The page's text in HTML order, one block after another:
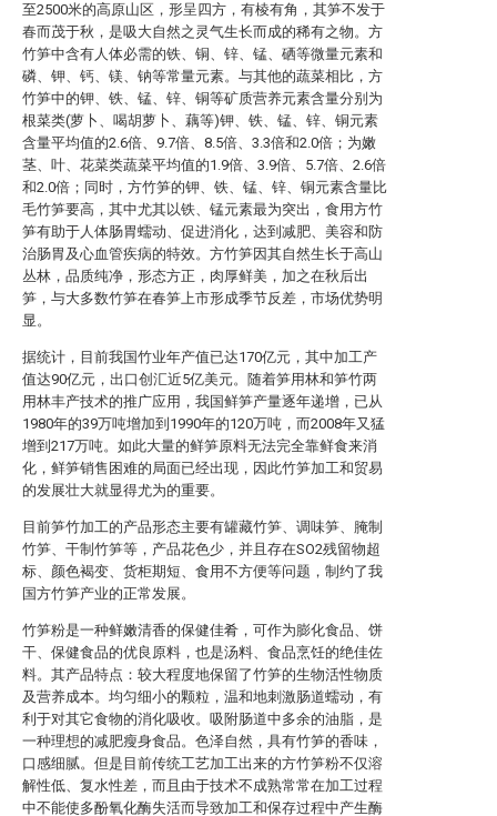
至2500米的高原山区，形呈四方，有棱有角，其笋不发于
春而茂于秋，是吸大自然之灵气生长而成的稀有之物。方
竹笋中含有人体必需的铁、铜、锌、锰、硒等微量元素和
磷、钾、钙、镁、钠等常量元素。与其他的蔬菜相比，方
竹笋中的钾、铁、锰、锌、铜等矿质营养元素含量分别为
根菜类(萝卜、喝胡萝卜、藕等)钾、铁、锰、锌、铜元素
含量平均值的2.6倍、9.7倍、8.5倍、3.3倍和2.0倍；为嫩
茎、叶、花菜类蔬菜平均值的1.9倍、3.9倍、5.7倍、2.6倍
和2.0倍；同时，方竹笋的钾、铁、锰、锌、铜元素含量比
毛竹笋要高，其中尤其以铁、锰元素最为突出，食用方竹
笋有助于人体肠胃蠕动、促进消化，达到减肥、美容和防
治肠胃及心血管疾病的特效。方竹笋因其自然生长于高山
丛林，品质纯净，形态方正，肉厚鲜美，加之在秋后出
笋，与大多数竹笋在春笋上市形成季节反差，市场优势明
显。
据统计，目前我国竹业年产值已达170亿元，其中加工产
值达90亿元，出口创汇近5亿美元。随着笋用林和笋竹两
用林丰产技术的推广应用，我国鲜笋产量逐年递增，已从
1980年的39万吨增加到1990年的120万吨，而2008年又猛
增到217万吨。如此大量的鲜笋原料无法完全靠鲜食来消
化，鲜笋销售困难的局面已经出现，因此竹笋加工和贸易
的发展壮大就显得尤为的重要。
目前笋竹加工的产品形态主要有罐藏竹笋、调味笋、腌制
竹笋、干制竹笋等，产品花色少，并且存在SO2残留物超
标、颜色褐变、货柜期短、食用不方便等问题，制约了我
国方竹笋产业的正常发展。
竹笋粉是一种鲜嫩清香的保健佳肴，可作为膨化食品、饼
干、保健食品的优良原料，也是汤料、食品烹饪的绝佳佐
料。其产品特点：较大程度地保留了竹笋的生物活性物质
及营养成本。均匀细小的颗粒，温和地刺激肠道蠕动，有
利于对其它食物的消化吸收。吸附肠道中多余的油脂，是
一种理想的减肥瘦身食品。色泽自然，具有竹笋的香味，
口感细腻。但是目前传统工艺加工出来的方竹笋粉不仅溶
解性低、复水性差，而且由于技术不成熟常常在加工过程
中不能使多酚氧化酶失活而导致加工和保存过程中产生酶